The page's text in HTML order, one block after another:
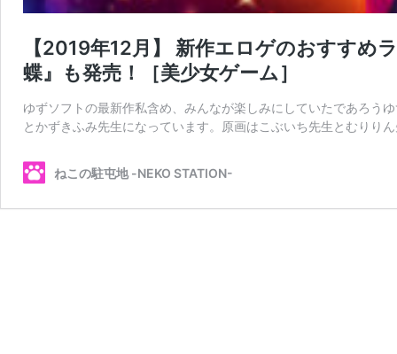
【2019年12月】 新作エロゲのおすすめ
蝶』も発売！［美少女ゲーム］
ゆずソフトの最新作私含め、みんなが楽しみにしていたであろう
とかずきふみ先生になっています。原画はこぶいち先生とむりり
ねこの駐屯地 -NEKO STATION-